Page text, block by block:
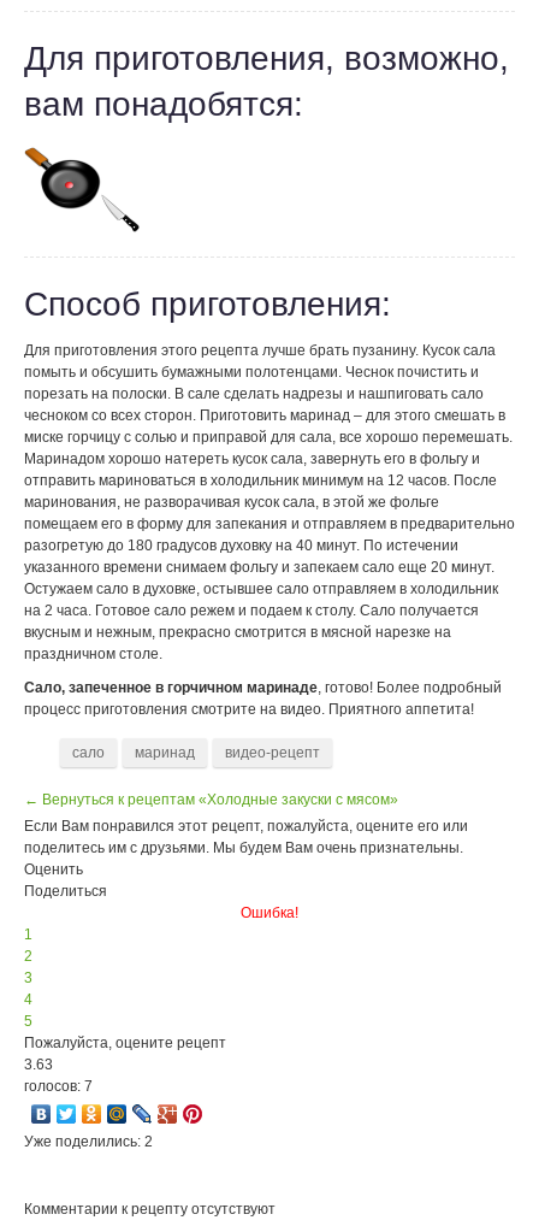
Для приготовления, возможно,
вам понадобятся:
Способ приготовления:
Для приготовления этого рецепта лучше брать пузанину. Кусок сала
помыть и обсушить бумажными полотенцами. Чеснок почистить и
порезать на полоски. В сале сделать надрезы и нашпиговать сало
чесноком со всех сторон. Приготовить маринад – для этого смешать в
миске горчицу с солью и приправой для сала, все хорошо перемешать.
Маринадом хорошо натереть кусок сала, завернуть его в фольгу и
отправить мариноваться в холодильник минимум на 12 часов. После
маринования, не разворачивая кусок сала, в этой же фольге
помещаем его в форму для запекания и отправляем в предварительно
разогретую до 180 градусов духовку на 40 минут. По истечении
указанного времени снимаем фольгу и запекаем сало еще 20 минут.
Остужаем сало в духовке, остывшее сало отправляем в холодильник
на 2 часа. Готовое сало режем и подаем к столу. Сало получается
вкусным и нежным, прекрасно смотрится в мясной нарезке на
праздничном столе.
Сало, запеченное в горчичном маринаде, готово! Более подробный
процесс приготовления смотрите на видео. Приятного аппетита!
сало маринад видео-рецепт
← Вернуться к рецептам «Холодные закуски с мясом»
Если Вам понравился этот рецепт, пожалуйста, оцените его или
поделитесь им с друзьями. Мы будем Вам очень признательны.
Оценить
Поделиться
Ошибка!
1
2
3
4
5
Пожалуйста, оцените рецепт
3.63
голосов: 7
Уже поделились: 2
Комментарии к рецепту отсутствуют